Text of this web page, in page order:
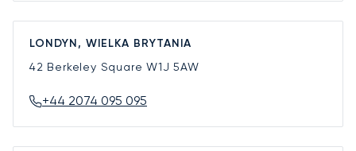
LONDYN, WIELKA BRYTANIA
42 Berkeley SquareW1J 5AW
+44 2074 095 095